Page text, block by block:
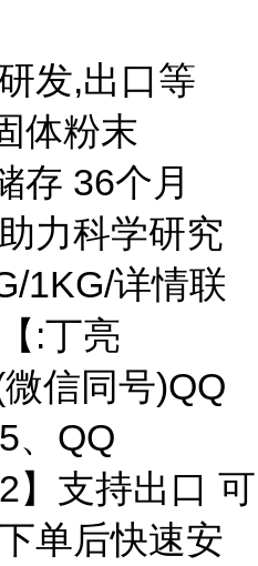
发,出口等
体粉末
存 36个月
力科学研究
1KG/详情联
:丁亮
信同号)QQ
、QQ
】支持出口 可
单后快速安